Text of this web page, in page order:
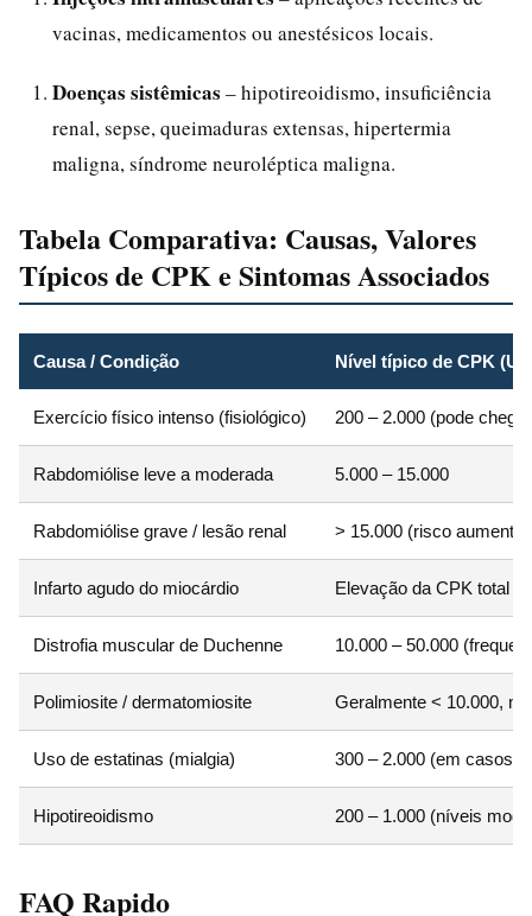
vacinas, medicamentos ou anestésicos locais.
Doenças sistêmicas – hipotireoidismo, insuficiência
renal, sepse, queimaduras extensas, hipertermia
maligna, síndrome neuroléptica maligna.
Tabela Comparativa: Causas, Valores
Típicos de CPK e Sintomas Associados
Causa / Condição Nível típico de CPK (U/
Exercício físico intenso (fisiológico) 200 – 2.000 (pode
Rabdomiólise leve a moderada 5.000 – 15.000
Rabdomiólise grave / lesão renal > 15.000 (risco
Infarto agudo do miocárdio Elevação da CPK total +
Distrofia muscular de Duchenne 10.000 – 50.000
Polimiosite / dermatomiosite Geralmente < 10.000,
Uso de estatinas (mialgia) 300 – 2.000 (em casos
Hipotireoidismo 200 – 1.000 (níveis
FAQ Rapido